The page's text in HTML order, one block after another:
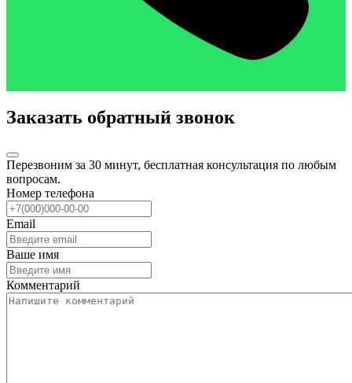
Заказать обратный звонок
Перезвоним за 30 минут, бесплатная консультация по любым
вопросам.
Номер телефона
Email
Ваше имя
Комментарий